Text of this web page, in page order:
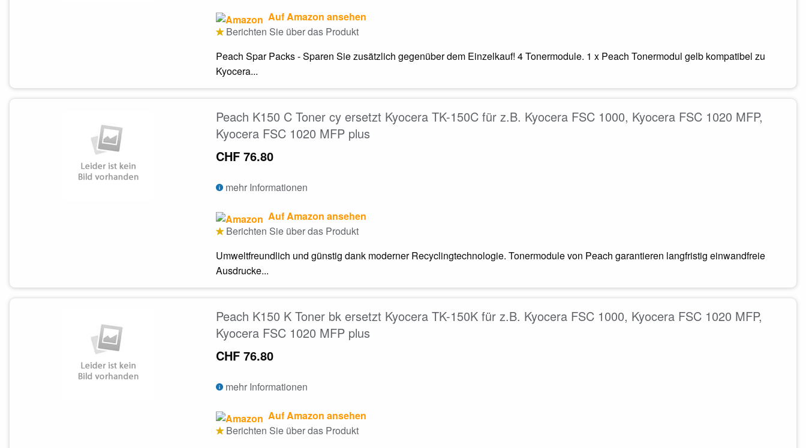
Auf Amazon ansehen
Berichten Sie über das Produkt
Peach Spar Packs - Sparen Sie zusätzlich gegenüber dem Einzelkauf! 4 Tonermodule. 1 x Peach Tonermodul gelb kompatibel zu
Kyocera...
Peach K150 C Toner cy ersetzt Kyocera TK-150C für z.B. Kyocera FSC 1000, Kyocera FSC 1020 MFP,
Kyocera FSC 1020 MFP plus
CHF 76.80
mehr Informationen
Auf Amazon ansehen
Berichten Sie über das Produkt
Umweltfreundlich und günstig dank moderner Recyclingtechnologie. Tonermodule von Peach garantieren langfristig einwandfreie
Ausdrucke...
Peach K150 K Toner bk ersetzt Kyocera TK-150K für z.B. Kyocera FSC 1000, Kyocera FSC 1020 MFP,
Kyocera FSC 1020 MFP plus
CHF 76.80
mehr Informationen
Auf Amazon ansehen
Berichten Sie über das Produkt